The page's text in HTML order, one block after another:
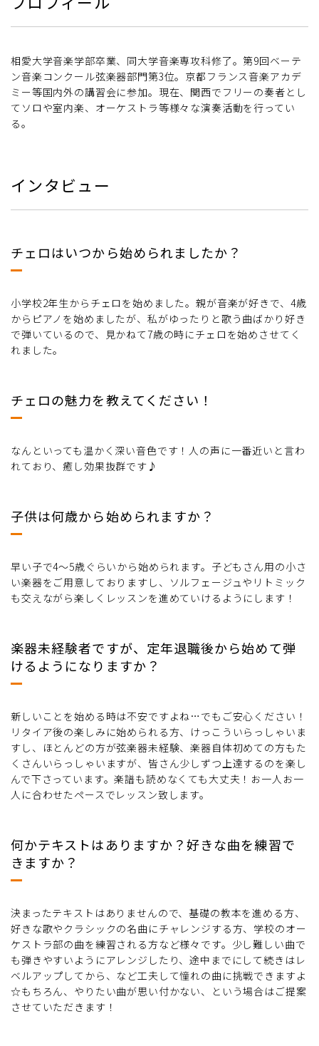
相愛大学音楽学部卒業、同大学音楽専攻科修了。第9回ベーテ
ン音楽コンクール弦楽器部門第3位。京都フランス音楽アカデ
ミー等国内外の講習会に参加。現在、関西でフリーの奏者とし
てソロや室内楽、オーケストラ等様々な演奏活動を行ってい
る。
インタビュー
チェロはいつから始められましたか？
小学校2年生からチェロを始めました。親が音楽が好きで、4歳
からピアノを始めましたが、私がゆったりと歌う曲ばかり好き
で弾いているので、見かねて7歳の時にチェロを始めさせてく
れました。
チェロの魅力を教えてください！
なんといっても温かく深い音色です！人の声に一番近いと言わ
れており、癒し効果抜群です♪
子供は何歳から始められますか？
早い子で4〜5歳ぐらいから始められます。子どもさん用の小さ
い楽器をご用意しておりますし、ソルフェージュやリトミック
も交えながら楽しくレッスンを進めていけるようにします！
楽器未経験者ですが、定年退職後から始めて弾
けるようになりますか？
新しいことを始める時は不安ですよね…でもご安心ください！
リタイア後の楽しみに始められる方、けっこういらっしゃいま
すし、ほとんどの方が弦楽器未経験、楽器自体初めての方もた
くさんいらっしゃいますが、皆さん少しずつ上達するのを楽し
んで下さっています。楽譜も読めなくても大丈夫！お一人お一
人に合わせたペースでレッスン致します。
何かテキストはありますか？好きな曲を練習で
きますか？
決まったテキストはありませんので、基礎の教本を進める方、
好きな歌やクラシックの名曲にチャレンジする方、学校のオー
ケストラ部の曲を練習される方など様々です。少し難しい曲で
も弾きやすいようにアレンジしたり、途中までにして続きはレ
ベルアップしてから、など工夫して憧れの曲に挑戦できますよ
☆もちろん、やりたい曲が思い付かない、という場合はご提案
させていただきます！